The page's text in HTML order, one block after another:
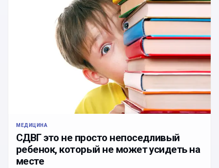
МЕДИЦИНА
СДВГ это не просто непоседливый
ребенок, который не может усидеть на
месте